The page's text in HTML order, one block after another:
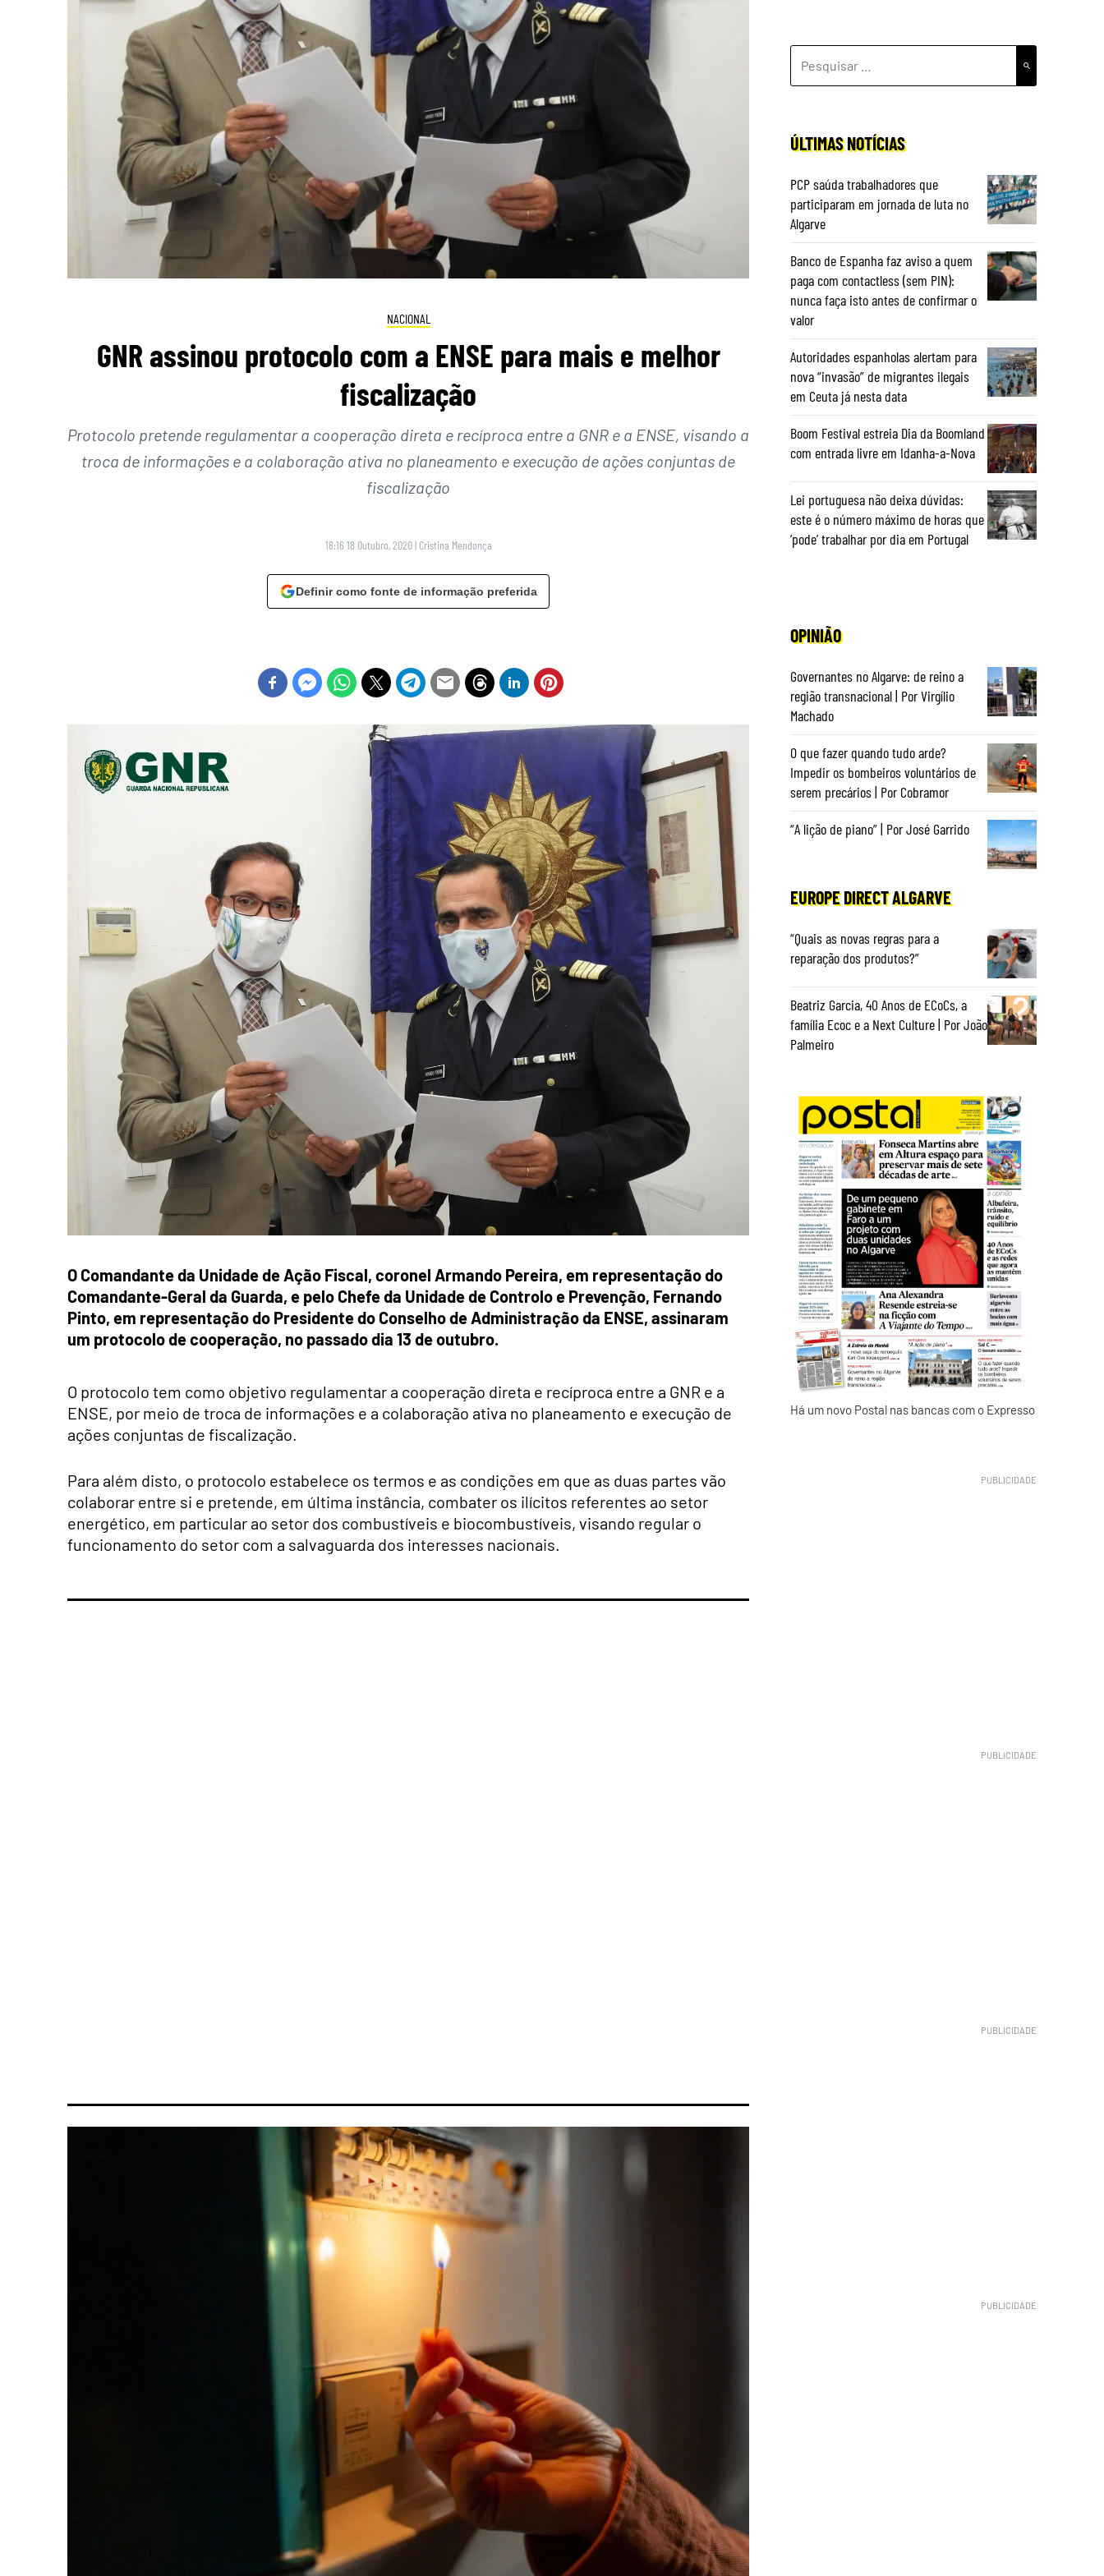
NACIONAL
GNR assinou protocolo com a ENSE para mais e melhor
fiscalização
Protocolo pretende regulamentar a cooperação direta e recíproca entre a GNR e a ENSE, visando a
troca de informações e a colaboração ativa no planeamento e execução de ações conjuntas de
fiscalização
18:16 18 Outubro, 2020 | Cristina Mendonça
Definir como fonte de informação preferida
O Comandante da Unidade de Ação Fiscal, coronel Armando Pereira, em representação do
Comandante-Geral da Guarda, e pelo Chefe da Unidade de Controlo e Prevenção, Fernando
Pinto, em representação do Presidente do Conselho de Administração da ENSE, assinaram
um protocolo de cooperação, no passado dia 13 de outubro.
O protocolo tem como objetivo regulamentar a cooperação direta e recíproca entre a GNR e a
ENSE, por meio de troca de informações e a colaboração ativa no planeamento e execução de
ações conjuntas de fiscalização.
Para além disto, o protocolo estabelece os termos e as condições em que as duas partes vão
colaborar entre si e pretende, em última instância, combater os ilícitos referentes ao setor
energético, em particular ao setor dos combustíveis e biocombustíveis, visando regular o
funcionamento do setor com a salvaguarda dos interesses nacionais.
POR:
ÚLTIMAS NOTÍCIAS
PCP saúda trabalhadores que
participaram em jornada de luta no
Algarve
Banco de Espanha faz aviso a quem
paga com contactless (sem PIN):
nunca faça isto antes de confirmar o
valor
Autoridades espanholas alertam para
nova “invasão” de migrantes ilegais
em Ceuta já nesta data
Boom Festival estreia Dia da Boomland
com entrada livre em Idanha-a-Nova
Lei portuguesa não deixa dúvidas:
este é o número máximo de horas que
‘pode’ trabalhar por dia em Portugal
OPINIÃO
Governantes no Algarve: de reino a
região transnacional | Por Virgílio
Machado
O que fazer quando tudo arde?
Impedir os bombeiros voluntários de
serem precários | Por Cobramor
“A lição de piano” | Por José Garrido
EUROPE DIRECT ALGARVE
“Quais as novas regras para a
reparação dos produtos?”
Beatriz Garcia, 40 Anos de ECoCs, a
família Ecoc e a Next Culture | Por João
Palmeiro
Há um novo Postal nas bancas com o Expresso